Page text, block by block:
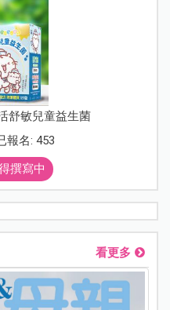
舒敏兒童益生菌
報名: 453
撰寫中
看更多